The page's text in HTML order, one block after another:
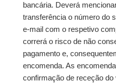
bancária. Deverá
transferência o número do
e-mail com o respetivo
correrá o risco de não
pagamento e,
encomenda. As
confirmação de receção do